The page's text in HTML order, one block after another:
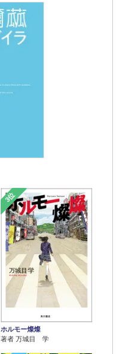
3位
ホルモー燦燦
著者 万城目 学